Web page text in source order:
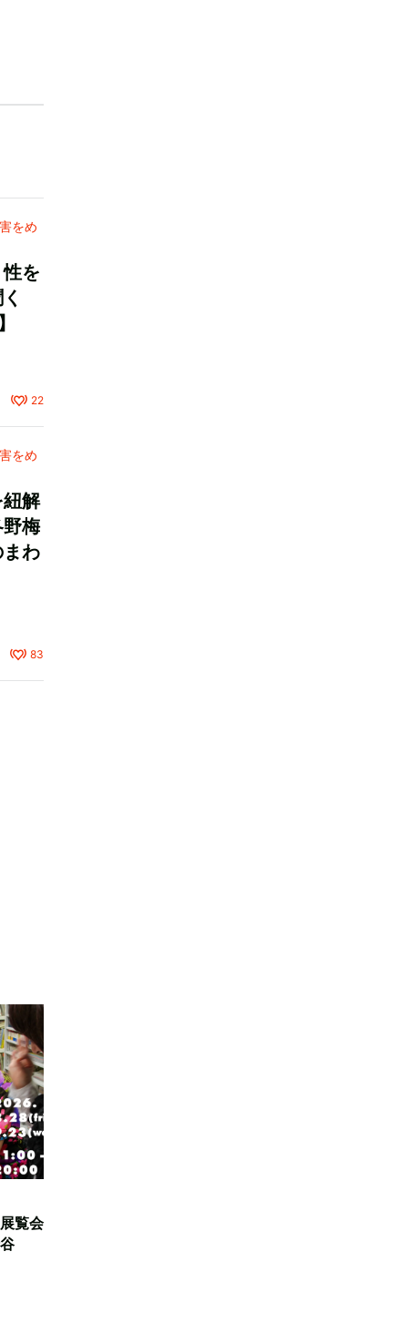
をめ
を
22
をめ
解
梅
わ
83
覧会